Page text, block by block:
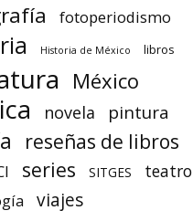
fotoperiodismo
Historia de México libros
México
novela pintura
reseñas de libros
series SITGES teatro
viajes